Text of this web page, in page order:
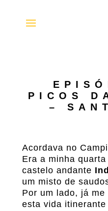
PICOS
–
Acordava no
Era a minha
castelo andante
um misto de
Por um lado, já
esta vida